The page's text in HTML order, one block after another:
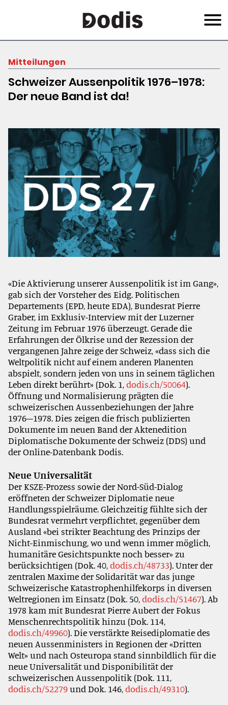
content
Menu
Mitteilungen
Schweizer Aussenpolitik 1976–1978:
Der neue Band ist da!
«Die Aktivierung unserer Aussenpolitik ist im Gang»,
gab sich der Vorsteher des Eidg. Politischen
Departements (EPD, heute EDA), Bundesrat Pierre
Graber, im Exklusiv-Interview mit der Luzerner
Zeitung im Februar 1976 überzeugt. Gerade die
Erfahrungen der Ölkrise und der Rezession der
vergangenen Jahre zeige der Schweiz, «dass sich die
Weltpolitik nicht auf einem anderen Planenten
abspielt, sondern jeden von uns in seinem täglichen
Leben direkt berührt» (Dok. 1,dodis.ch/50064).
Öffnung und Normalisierung prägten die
schweizerischen Aussenbeziehungen der Jahre
1976–1978. Dies zeigen die frisch publizierten
Dokumente im neuen Band der Aktenedition
Diplomatische Dokumente der Schweiz (DDS) und
der Online-Datenbank Dodis.
Neue Universalität
Der KSZE-Prozess sowie der Nord-Süd-Dialog
eröffneten der Schweizer Diplomatie neue
Handlungsspielräume. Gleichzeitig fühlte sich der
Bundesrat vermehrt verpflichtet, gegenüber dem
Ausland «bei strikter Beachtung des Prinzips der
Nicht-Einmischung, wo und wenn immer möglich,
humanitäre Gesichtspunkte noch besser» zu
berücksichtigen (Dok. 40,dodis.ch/48733). Unter der
zentralen Maxime der Solidarität war das junge
Schweizerische Katastrophenhilfekorps in diversen
Weltregionen im Einsatz (Dok. 50,dodis.ch/51467). Ab
1978 kam mit Bundesrat Pierre Aubert der Fokus
Menschenrechtspolitik hinzu (Dok. 114,
dodis.ch/49960). Die verstärkte Reisediplomatie des
neuen Aussenministers in Regionen der «Dritten
Welt» und nach Osteuropa stand sinnbildlich für die
neue Universalität und Disponibilität der
schweizerischen Aussenpolitik (Dok. 111,
dodis.ch/52279und Dok. 146,dodis.ch/49310).